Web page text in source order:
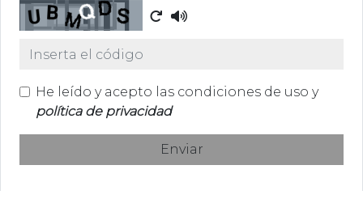
Captcha
He leído y acepto las condiciones de uso y
política de privacidad
Enviar